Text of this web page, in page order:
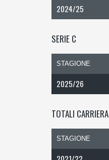
2024/25
SERIE C
STAGIONE
2025/26
TOTALI CARRIERA
STAGIONE